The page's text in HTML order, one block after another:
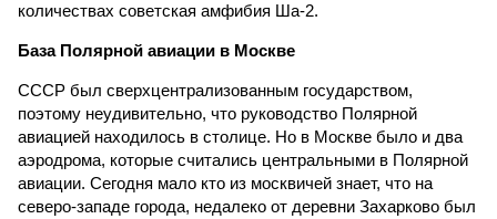
количествах советская амфибия Ша-2.
База Полярной авиации в Москве
СССР был сверхцентрализованным государством,
поэтому неудивительно, что руководство Полярной
авиацией находилось в столице. Но в Москве было и два
аэродрома, которые считались центральными в Полярной
авиации. Сегодня мало кто из москвичей знает, что на
северо-западе города, недалеко от деревни Захарково был